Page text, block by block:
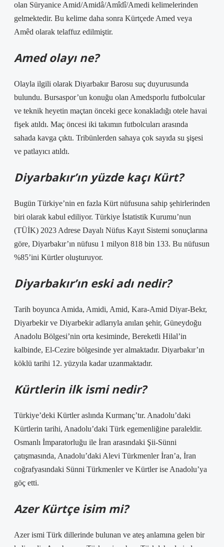
olan Süryanice Amid/Amidâ/Amîdî/Amedi kelimelerinden
gelmektedir. Bu kelime daha sonra Kürtçede Amed veya
Amêd olarak telaffuz edilmiştir.
Amed olayı ne?
Olayla ilgili olarak Diyarbakır Barosu suç duyurusunda
bulundu. Bursaspor’un konuğu olan Amedsporlu futbolcular
ve teknik heyetin maçtan önceki gece konakladığı otele havai
fişek atıldı. Maç öncesi iki takımın futbolcuları arasında
sahada kavga çıktı. Tribünlerden sahaya çok sayıda su şişesi
ve patlayıcı atıldı.
Diyarbakır’ın yüzde kaçı Kürt?
Bugün Türkiye’nin en fazla Kürt nüfusuna sahip şehirlerinden
biri olarak kabul ediliyor. Türkiye İstatistik Kurumu’nun
(TÜİK) 2023 Adrese Dayalı Nüfus Kayıt Sistemi sonuçlarına
göre, Diyarbakır’ın nüfusu 1 milyon 818 bin 133. Bu nüfusun
%85’ini Kürtler oluşturuyor.
Diyarbakır’ın eski adı nedir?
Tarih boyunca Amida, Amidi, Amid, Kara-Amid Diyar-Bekr,
Diyarbekir ve Diyarbekir adlarıyla anılan şehir, Güneydoğu
Anadolu Bölgesi’nin orta kesiminde, Bereketli Hilal’in
kalbinde, El-Cezire bölgesinde yer almaktadır. Diyarbakır’ın
köklü tarihi 12. yüzyıla kadar uzanmaktadır.
Kürtlerin ilk ismi nedir?
Türkiye’deki Kürtler aslında Kurmanç’tır. Anadolu’daki
Kürtlerin tarihi, Anadolu’daki Türk egemenliğine paraleldir.
Osmanlı İmparatorluğu ile İran arasındaki Şii-Sünni
çatışmasında, Anadolu’daki Alevi Türkmenler İran’a, İran
coğrafyasındaki Sünni Türkmenler ve Kürtler ise Anadolu’ya
göç etti.
Azer Kürtçe isim mi?
Azer ismi Türk dillerinde bulunan ve ateş anlamına gelen bir